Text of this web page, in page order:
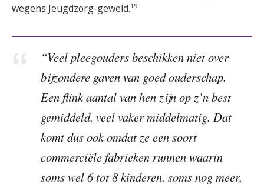
wegens Jeugdzorg-geweld.19
“Veel pleegouders beschikken niet over
bijzondere gaven van goed ouderschap.
Een flink aantal van hen zijn op z’n best
gemiddeld, veel vaker middelmatig. Dat
komt dus ook omdat ze een soort
commerciële fabrieken runnen waarin
soms wel 6 tot 8 kinderen, soms nog meer,